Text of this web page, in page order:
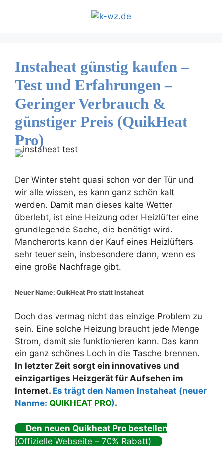
Instaheat günstig kaufen –
Test und Erfahrungen –
Geringer Verbrauch &
günstiger Preis (QuikHeat
Pro)
Der Winter steht quasi schon vor der Tür und
wir alle wissen, es kann ganz schön kalt
werden. Damit man dieses kalte Wetter
überlebt, ist eine Heizung oder Heizlüfter eine
grundlegende Sache, die benötigt wird.
Mancherorts kann der Kauf eines Heizlüfters
sehr teuer sein, insbesondere dann, wenn es
eine große Nachfrage gibt.
Neuer Name: QuikHeat Pro statt Instaheat
Doch das vermag nicht das einzige Problem zu
sein. Eine solche Heizung braucht jede Menge
Strom, damit sie funktionieren kann. Das kann
ein ganz schönes Loch in die Tasche brennen.
In letzter Zeit sorgt ein innovatives und
einzigartiges Heizgerät für Aufsehen im
Internet. Es trägt den Namen Instaheat (neuer
Nanme: QUIKHEAT PRO).
Den neuen Quikheat Pro bestellen
(Offizielle Webseite – 70% Rabatt)